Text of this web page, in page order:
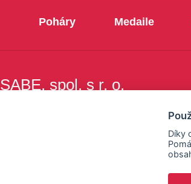
Poháry Medaile
SABE, spol. s r. o.
Díky